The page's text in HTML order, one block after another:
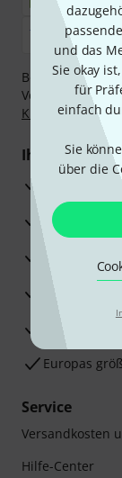
und das
Sie okay
für
einfach
Sie
über die
Bezahlen Sie
Vorkasse,
Klarna
Ihre Vorteile
3 Jahre
30 Tage
Beratung
Europas
Service
Versandkosten
Hilfe-Center